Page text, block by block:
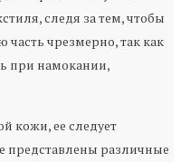
следя за тем, чтобы
чрезмерно, так как
при намокании,
кожи, ее следует
представлены различные